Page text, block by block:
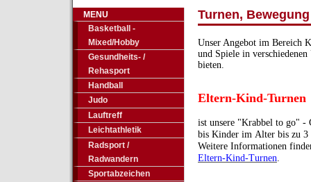
MENU
Basketball -
Mixed/Hobby
Gesundheits- /
Rehasport
Handball
Judo
Lauftreff
Leichtathletik
Radsport /
Radwandern
Sportabzeichen
Turnen,
Unser Angebot im Bereich
und Spiele in
bieten.
Eltern-Kind-Turnen
ist unsere "Krabbel to go" -
bis Kinder im Alter bis zu 3
Weitere Informationen
Eltern-Kind-Turnen.